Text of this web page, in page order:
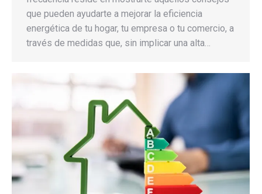
que pueden ayudarte a mejorar la eficiencia
energética de tu hogar, tu empresa o tu comercio, a
través de medidas que, sin implicar una alta…